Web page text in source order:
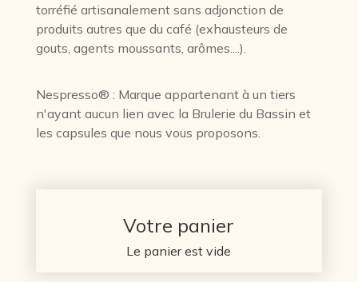
torréfié artisanalement sans adjonction de
produits autres que du café (exhausteurs de
gouts, agents moussants, arômes....).
Nespresso® : Marque appartenant à un tiers
n'ayant aucun lien avec la Brulerie du Bassin et
les capsules que nous vous proposons.
Votre panier
Le panier est vide